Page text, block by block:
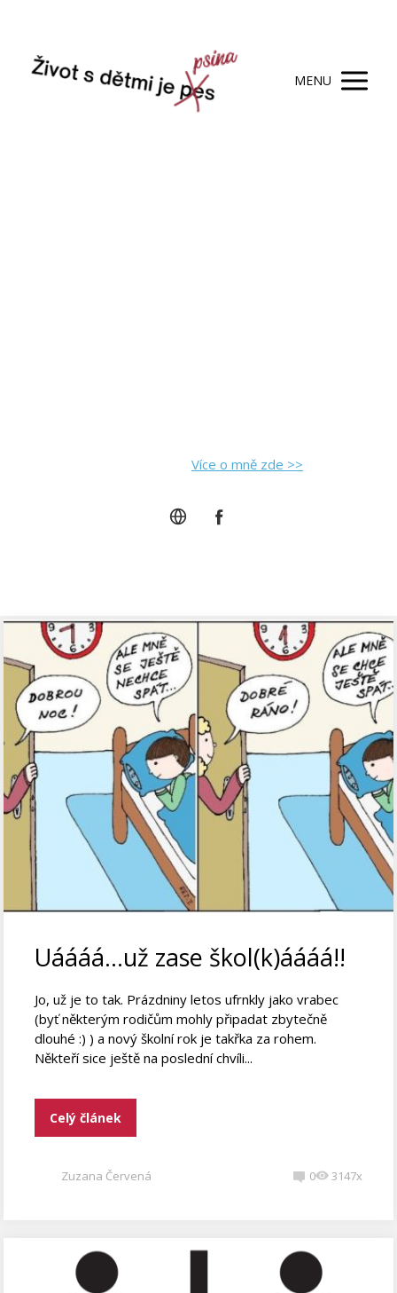
MENU
Více o mně zde >>
Uáááá…už zase škol(k)áááá!!
Jo, už je to tak. Prázdniny letos ufrnkly jako vrabec
(byť některým rodičům mohly připadat zbytečně
dlouhé :) ) a nový školní rok je takřka za rohem.
Někteří sice ještě na poslední chvíli...
Celý článek
Zuzana Červená 0 3147x